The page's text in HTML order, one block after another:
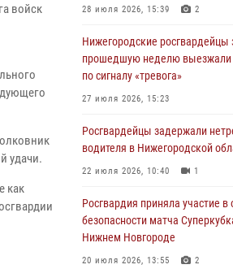
войск
удачи.
как
28 июля 2026, 15:39 2
Нижегородские росгвардейцы
прошедшую неделю выезжали
по сигналу «тревога»
27 июля 2026, 15:23
Росгвардейцы задержали
водителя в Нижегородской
22 июля 2026, 10:40 1
Росгвардия приняла участие в
безопасности матча
Нижнем Новгороде
20 июля 2026, 13:55 2